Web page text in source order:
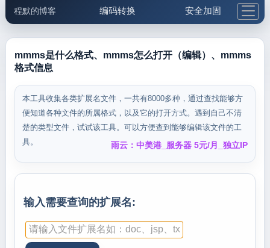
程默的博客 编码转换 安全加固
邮件工具 生活便民 更多工具
mmms是什么格式、mmms怎么打开（编辑）、mmms
格式信息
本工具收集各类扩展名文件，一共有8000多种，通过查找能够方
便知道各种文件的所属格式，以及它的打开方式。遇到自己不清
楚的类型文件，试试该工具。可以方便查到能够编辑该文件的工
具。
雨云：中美港_服务器 5元/月_独立IP
输入需要查询的扩展名: